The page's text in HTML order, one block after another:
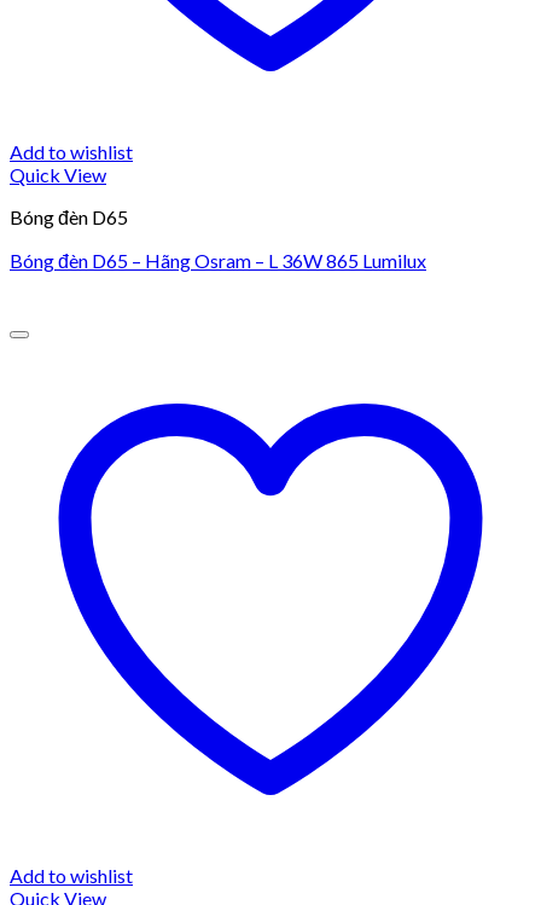
Add to wishlist
Quick View
Bóng đèn D65
Bóng đèn D65 – Hãng Osram – L 36W 865 Lumilux
Add to wishlist
Quick View